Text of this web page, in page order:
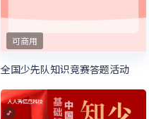
可商用
全国少先队知识竞赛答题活动